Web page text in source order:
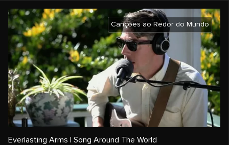
Canções ao Redor do Mundo
Everlasting Arms | Song Around The World